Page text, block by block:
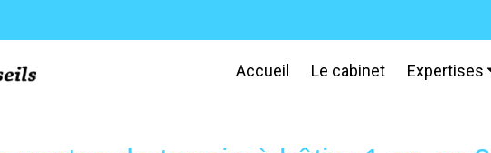
Accueil Le cabinet Expertises